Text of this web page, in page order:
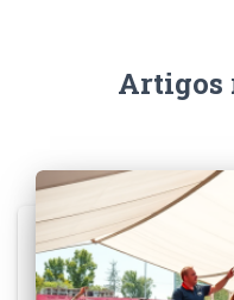
Artigos